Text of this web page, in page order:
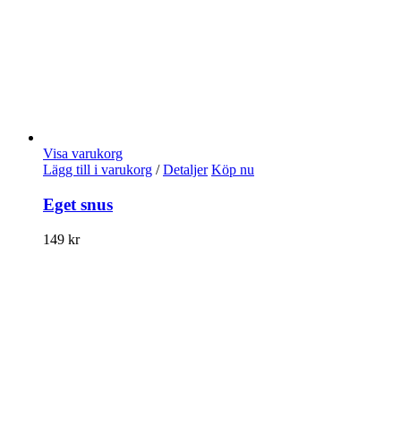
Visa varukorg
Lägg till i varukorg / Detaljer Köp nu
Eget snus
149 kr